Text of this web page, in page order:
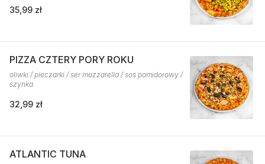
35,99 zł
PIZZA CZTERY PORY ROKU
oliwki / pieczarki / ser mozzarella / sos pomidorowy /
szynka
32,99 zł
ATLANTIC TUNA